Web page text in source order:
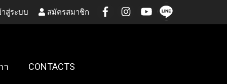
สู่ระบบ สมัครสมาชิก
า CONTACTS